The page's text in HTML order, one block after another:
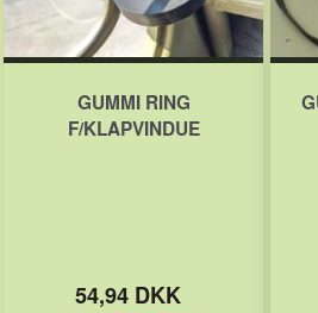
GUMMI RING
F/KLAPVINDUE
54,94 DKK